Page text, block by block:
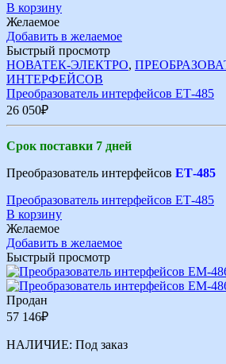
В корзину
Желаемое
Добавить в желаемое
Быстрый просмотр
НОВАТЕК-ЭЛЕКТРО,
ИНТЕРФЕЙСОВ
Преобразователь интерфейсов ЕТ-485
26 050₽
Срок поставки 7 дней
Преобразователь интерфейсов ЕТ-485
Преобразователь интерфейсов ЕТ-485
В корзину
Желаемое
Добавить в желаемое
Быстрый просмотр
Продан
57 146₽
НАЛИЧИЕ: Под заказ